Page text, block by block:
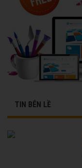
TIN BÊN LỀ